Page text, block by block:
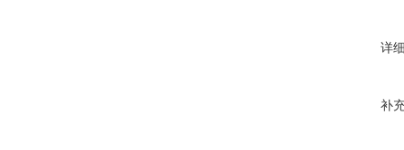
详
补